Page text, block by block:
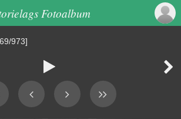
Fotoalbum
973]
 